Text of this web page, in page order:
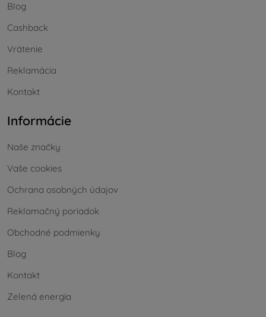
Blog
Cashback
Vrátenie
Reklamácia
Kontakt
Informácie
Naše značky
Vaše cookies
Ochrana osobných údajov
Reklamačný poriadok
Obchodné podmienky
Blog
Kontakt
Zelená energia